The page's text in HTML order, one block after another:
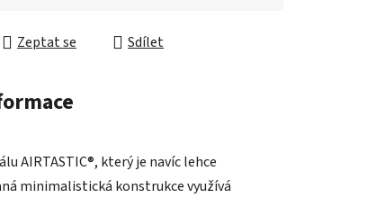
Zeptat se Sdílet
AIRTASTIC®, který je navíc lehce
minimalistická konstrukce využívá